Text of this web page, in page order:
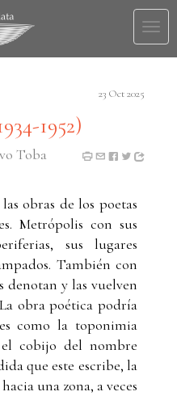
23 Oct 2025
1952)
Toba
obras de los poetas
Metrópolis con sus
sus lugares
También con
denotan y las vuelven
obra poética podría
como la toponimia
cobijo del nombre
que este escribe, la
una zona, a veces